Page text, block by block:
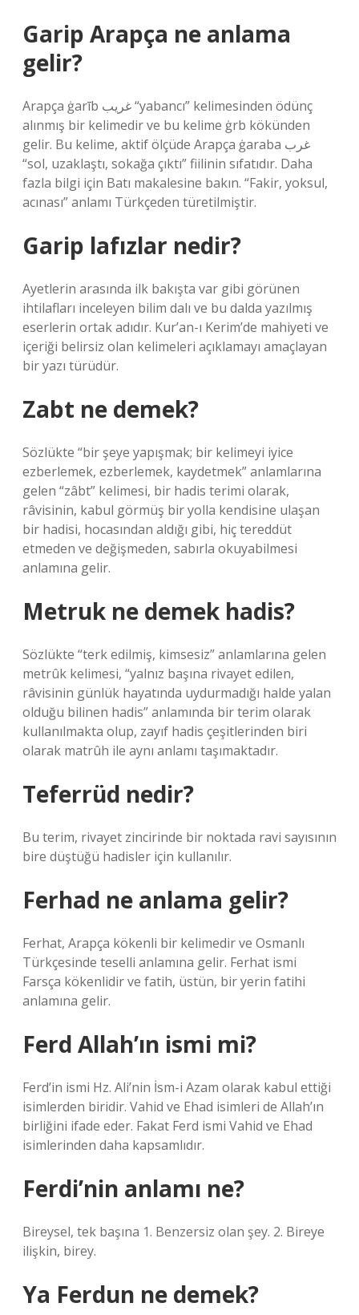
Garip Arapça ne anlama
gelir?
Arapça ġarīb غريب “yabancı” kelimesinden ödünç
alınmış bir kelimedir ve bu kelime ġrb kökünden
gelir. Bu kelime, aktif ölçüde Arapça ġaraba غرب
“sol, uzaklaştı, sokağa çıktı” fiilinin sıfatıdır. Daha
fazla bilgi için Batı makalesine bakın. “Fakir, yoksul,
acınası” anlamı Türkçeden türetilmiştir.
Garip lafızlar nedir?
Ayetlerin arasında ilk bakışta var gibi görünen
ihtilafları inceleyen bilim dalı ve bu dalda yazılmış
eserlerin ortak adıdır. Kur’an-ı Kerim’de mahiyeti ve
içeriği belirsiz olan kelimeleri açıklamayı amaçlayan
bir yazı türüdür.
Zabt ne demek?
Sözlükte “bir şeye yapışmak; bir kelimeyi iyice
ezberlemek, ezberlemek, kaydetmek” anlamlarına
gelen “zâbt” kelimesi, bir hadis terimi olarak,
râvisinin, kabul görmüş bir yolla kendisine ulaşan
bir hadisi, hocasından aldığı gibi, hiç tereddüt
etmeden ve değişmeden, sabırla okuyabilmesi
anlamına gelir.
Metruk ne demek hadis?
Sözlükte “terk edilmiş, kimsesiz” anlamlarına gelen
metrûk kelimesi, “yalnız başına rivayet edilen,
râvisinin günlük hayatında uydurmadığı halde yalan
olduğu bilinen hadis” anlamında bir terim olarak
kullanılmakta olup, zayıf hadis çeşitlerinden biri
olarak matrûh ile aynı anlamı taşımaktadır.
Teferrüd nedir?
Bu terim, rivayet zincirinde bir noktada ravi sayısının
bire düştüğü hadisler için kullanılır.
Ferhad ne anlama gelir?
Ferhat, Arapça kökenli bir kelimedir ve Osmanlı
Türkçesinde teselli anlamına gelir. Ferhat ismi
Farsça kökenlidir ve fatih, üstün, bir yerin fatihi
anlamına gelir.
Ferd Allah’ın ismi mi?
Ferd’in ismi Hz. Ali’nin İsm-i Azam olarak kabul ettiği
isimlerden biridir. Vahid ve Ehad isimleri de Allah’ın
birliğini ifade eder. Fakat Ferd ismi Vahid ve Ehad
isimlerinden daha kapsamlıdır.
Ferdi’nin anlamı ne?
Bireysel, tek başına 1. Benzersiz olan şey. 2. Bireye
ilişkin, birey.
Ya Ferdun ne demek?